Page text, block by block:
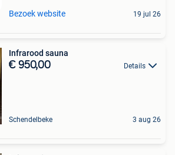
Bezoek website 19 jul 26
Infrarood sauna
€ 950,00 Details
Schendelbeke 3 aug 26